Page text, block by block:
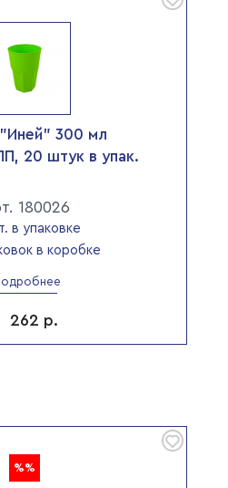
300 мл
20 штук в упак.
180026
в упаковке
в коробке
262 р.
%%